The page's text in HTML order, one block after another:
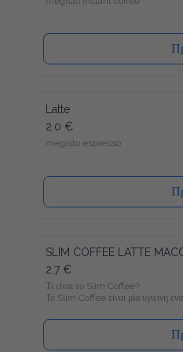
Latte
2.0 €
megisto espresso
SLIM COFFEE LATTE
2.7 €
Τι είναι το Slim Coffee?
Το Slim Coffee είναι μία υγιεινή
συνηθισμένο στιγμιαίο καφέ, ο
ζάχαρη. Γνώριζες πως πχ. ένας
γάλα περιέχει περίπου 400
θερμίδες ανά 100 ml θα γίνει ο